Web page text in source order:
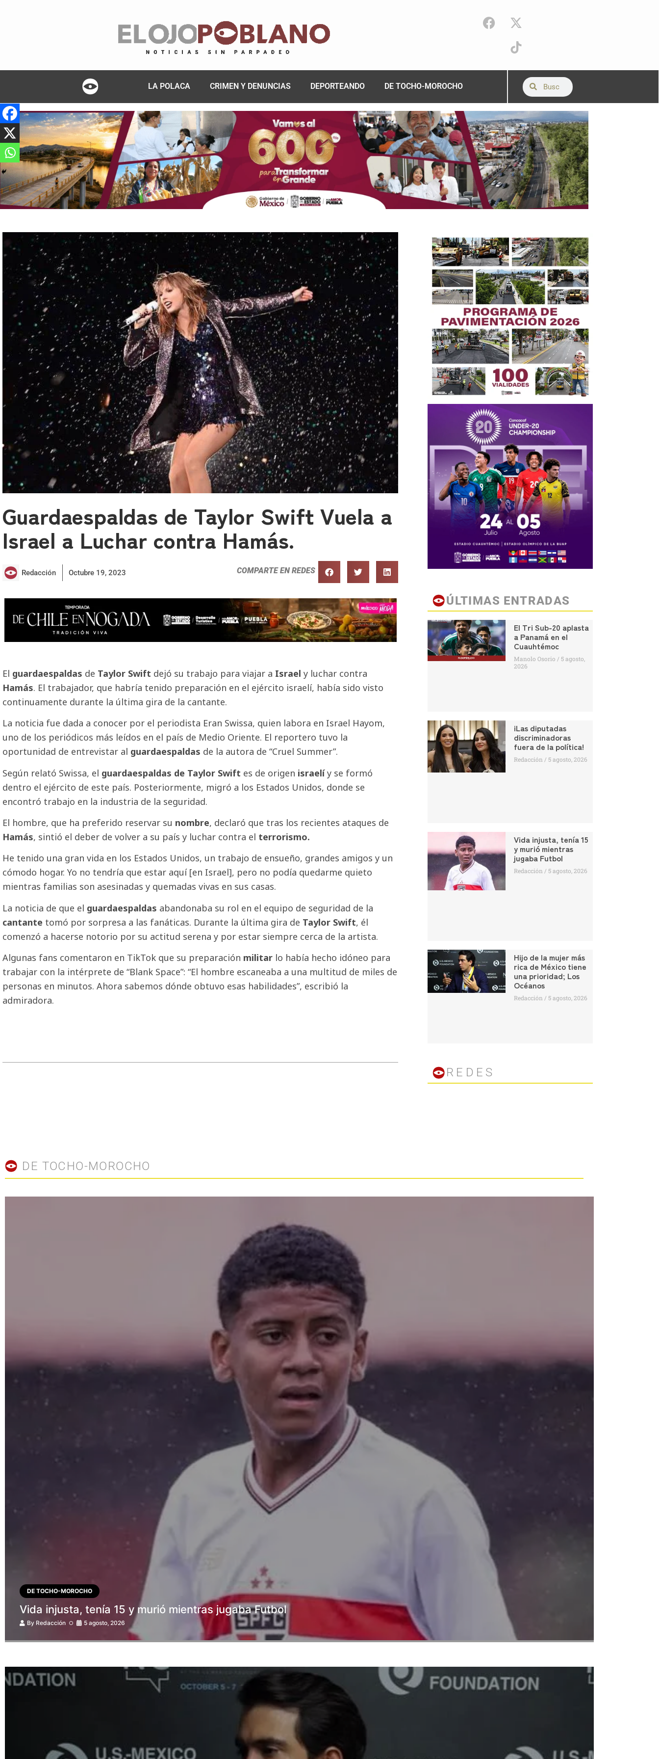
LA POLACA CRIMEN Y DENUNCIAS DEPORTEANDO DE TOCHO-MOROCHO
Guardaespaldas de Taylor Swift Vuela a
Israel a Luchar contra Hamás.
Redacción Octubre 19, 2023 COMPARTE EN REDES
El guardaespaldas de Taylor Swift dejó su trabajo para viajar a Israel y luchar contra
Hamás. El trabajador, que habría tenido preparación en el ejército israelí, había sido visto
continuamente durante la última gira de la cantante.
La noticia fue dada a conocer por el periodista Eran Swissa, quien labora en Israel Hayom,
uno de los periódicos más leídos en el país de Medio Oriente. El reportero tuvo la
oportunidad de entrevistar al guardaespaldas de la autora de “Cruel Summer”.
Según relató Swissa, el guardaespaldas de Taylor Swift es de origen israelíy se formó
dentro el ejército de este país. Posteriormente, migró a los Estados Unidos, donde se
encontró trabajo en la industria de la seguridad.
El hombre, que ha preferido reservar su nombre, declaró que tras los recientes ataques de
Hamás, sintió el deber de volver a su país y luchar contra el terrorismo.
He tenido una gran vida en los Estados Unidos, un trabajo de ensueño, grandes amigos y un
cómodo hogar. Yo no tendría que estar aquí [en Israel], pero no podía quedarme quieto
mientras familias son asesinadas y quemadas vivas en sus casas.
La noticia de que el guardaespaldas abandonaba su rol en el equipo de seguridad de la
cantante tomó por sorpresa a las fanáticas. Durante la última gira de Taylor Swift, él
comenzó a hacerse notorio por su actitud serena y por estar siempre cerca de la artista.
Algunas fans comentaron en TikTok que su preparación militar lo había hecho idóneo para
trabajar con la intérprete de “Blank Space”: “El hombre escaneaba a una multitud de miles de
personas en minutos. Ahora sabemos dónde obtuvo esas habilidades”, escribió la
admiradora.
ÚLTIMAS ENTRADAS
El Tri Sub-20 aplasta
a Panamá en el
Cuauhtémoc
Manolo Osorio
5 agosto,
2026
¡Las diputadas
discriminadoras
fuera de la política!
Redacción 5 agosto, 2026
Vida injusta, tenía 15
y murió mientras
jugaba Futbol
Redacción 5 agosto, 2026
Hijo de la mujer más
rica de México tiene
una prioridad; Los
Océanos
Redacción 5 agosto, 2026
REDES
DE TOCHO-MOROCHO
DE TOCHO-MOROCHO
Vida injusta, tenía 15 y murió mientras jugaba Futbol
By Redacción 5 agosto, 2026